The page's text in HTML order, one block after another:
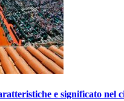
e significato nel